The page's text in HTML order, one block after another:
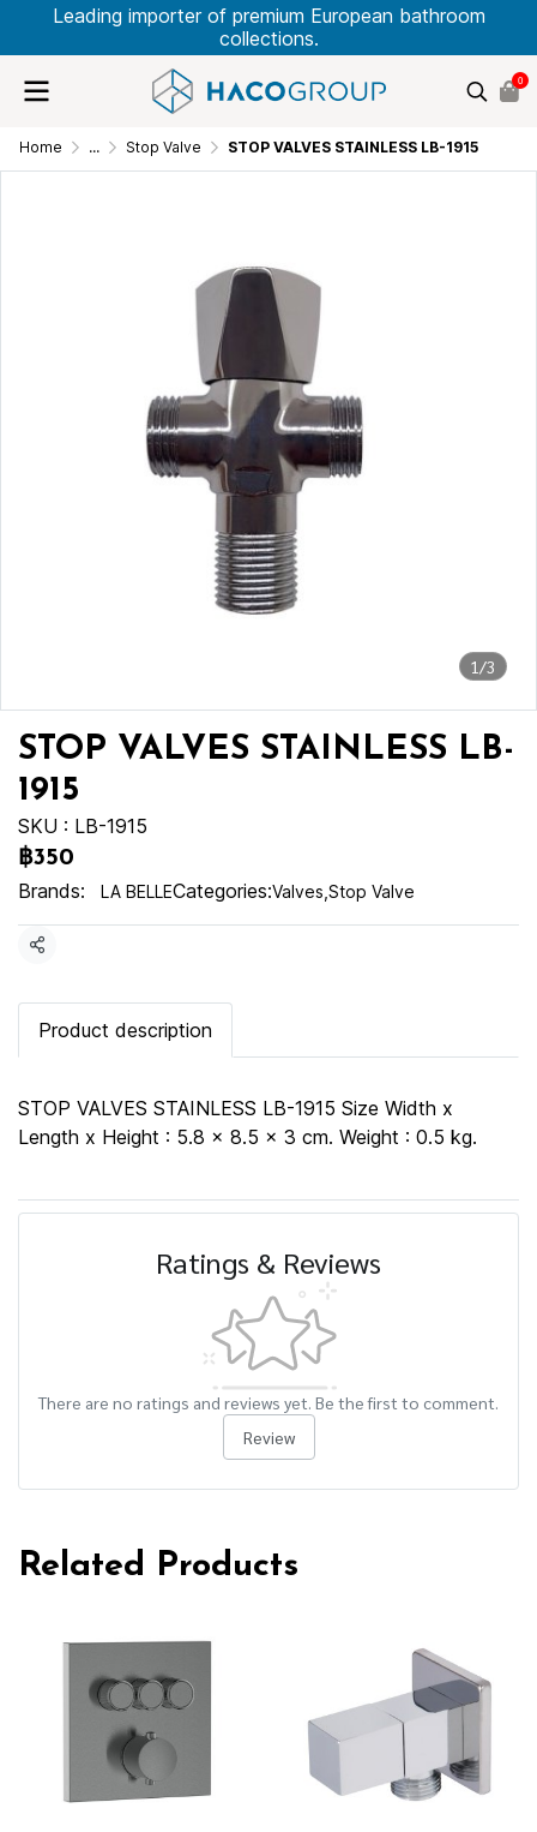
Leading importer of premium European bathroom
collections.
0
Home ... Stop Valve STOP VALVES STAINLESS LB-1915
1/3
STOP VALVES STAINLESS LB-
1915
SKU : LB-1915
฿350
Brands:
LA BELLECategories:Valves Stop Valve
Share
Product description
STOP VALVES STAINLESS LB-1915 Size Width x
Length x Height : 5.8 x 8.5 x 3 cm. Weight : 0.5 kg.
Ratings & Reviews
There are no ratings and reviews yet. Be the first to comment.
Review
Related Products